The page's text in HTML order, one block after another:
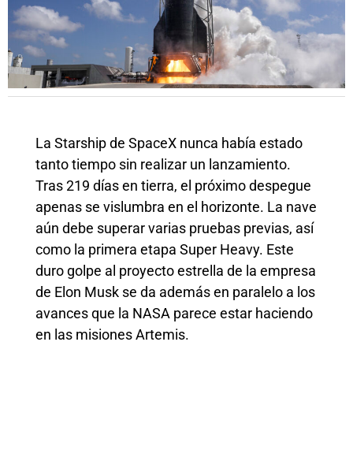
La Starship de SpaceX nunca había estado
tanto tiempo sin realizar un lanzamiento.
Tras 219 días en tierra, el próximo despegue
apenas se vislumbra en el horizonte. La nave
aún debe superar varias pruebas previas, así
como la primera etapa Super Heavy. Este
duro golpe al proyecto estrella de la empresa
de Elon Musk se da además en paralelo a los
avances que la NASA parece estar haciendo
en las misiones Artemis.